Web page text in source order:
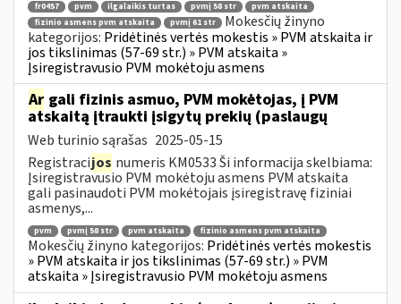
fr0457 pvm ilgalaikis turtas pvmį 58 str
pvm atskaita
fizinio asmens pvm atskaita
pvmį 61 str
Mokesčių žinyno
kategorijos: Pridėtinės vertės mokestis » PVM atskaita ir
jos tikslinimas (57-69 str.) » PVM atskaita »
Įsiregistravusio PVM mokėtoju asmens
Ar gali fizinis asmuo, PVM mokėtojas, į PVM
atskaitą įtraukti įsigytų prekių (paslaugų
Web turinio sąrašas 2025-05-15
Registracijos numeris KM0533 Ši informacija skelbiama:
Įsiregistravusio PVM mokėtoju asmens PVM atskaita
gali pasinaudoti PVM mokėtojais įsiregistravę fiziniai
asmenys,...
pvm pvmį 58 str pvm atskaita fizinio asmens pvm atskaita
Mokesčių žinyno kategorijos: Pridėtinės vertės mokestis
» PVM atskaita ir jos tikslinimas (57-69 str.) » PVM
atskaita » Įsiregistravusio PVM mokėtoju asmens